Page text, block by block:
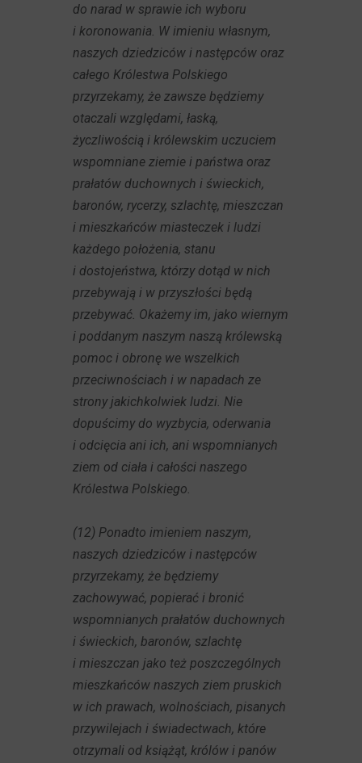
do narad w sprawie ich wyboru
i koronowania. W imieniu własnym,
naszych dziedziców i następców oraz
całego Królestwa Polskiego
przyrzekamy, że zawsze będziemy
otaczali względami, łaską,
życzliwością i królewskim uczuciem
wspomniane ziemie i państwa oraz
prałatów duchownych i świeckich,
baronów, rycerzy, szlachtę, mieszczan
i mieszkańców miasteczek i ludzi
każdego położenia, stanu
i dostojeństwa, którzy dotąd w nich
przebywają i w przyszłości będą
przebywać. Okażemy im, jako wiernym
i poddanym naszym naszą królewską
pomoc i obronę we wszelkich
przeciwnościach i w napadach ze
strony jakichkolwiek ludzi. Nie
dopuścimy do wyzbycia, oderwania
i odcięcia ani ich, ani wspomnianych
ziem od ciała i całości naszego
Królestwa Polskiego.
(12) Ponadto imieniem naszym,
naszych dziedziców i następców
przyrzekamy, że będziemy
zachowywać, popierać i bronić
wspomnianych prałatów duchownych
i świeckich, baronów, szlachtę
i mieszczan jako też poszczególnych
mieszkańców naszych ziem pruskich
w ich prawach, wolnościach, pisanych
przywilejach i świadectwach, które
otrzymali od książąt, królów i panów